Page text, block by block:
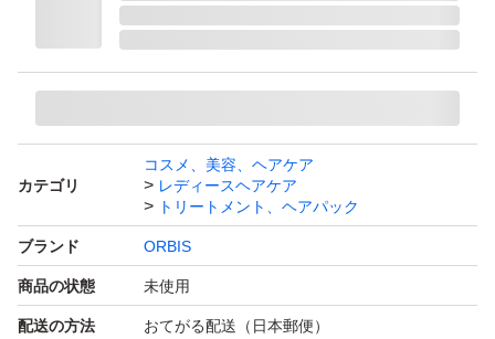
カテゴリ
コスメ、美容、ヘアケア
レディースヘアケア
トリートメント、ヘアパック
ブランド ORBIS
商品の状態 未使用
配送の方法 おてがる配送（日本郵便）